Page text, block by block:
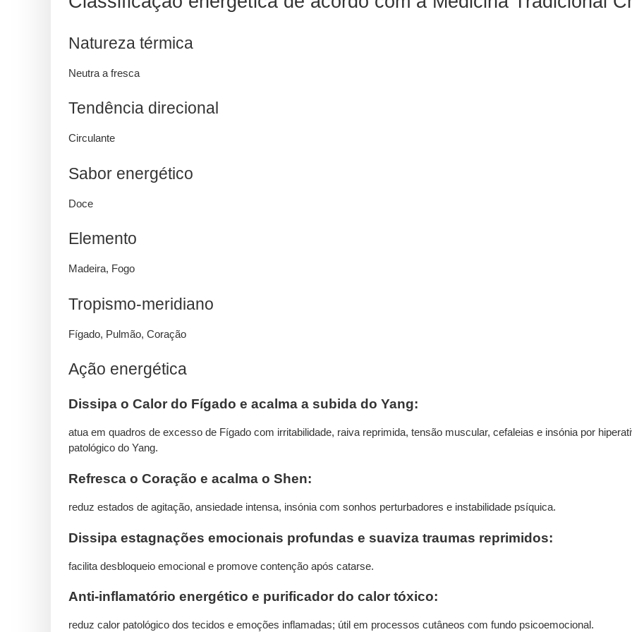
Natureza térmica
Neutra a fresca
Tendência direcional
Circulante
Sabor energético
Doce
Elemento
Madeira, Fogo
Tropismo-meridiano
Fígado, Pulmão, Coração
Ação energética
Dissipa o Calor do Fígado e acalma a subida do Yang:
atua em quadros de excesso de Fígado com irritabilidade, raiva reprimida, tensão muscular, cefaleias e insónia por
patológico do Yang.
Refresca o Coração e acalma o Shen:
reduz estados de agitação, ansiedade intensa, insónia com sonhos perturbadores e instabilidade psíquica.
Dissipa estagnações emocionais profundas e suaviza traumas reprimidos:
facilita desbloqueio emocional e promove contenção após catarse.
Anti-inflamatório energético e purificador do calor tóxico:
reduz calor patológico dos tecidos e emoções inflamadas; útil em processos cutâneos com fundo psicoemocional.